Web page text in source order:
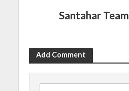
Santahar Team
Add Comment